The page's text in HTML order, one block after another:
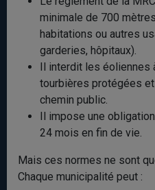
minimale de 700
habitations ou autres
garderies, hôpitaux).
Il interdit les éoliennes
tourbières protégées
chemin public.
Il impose une
24 mois en fin de vie.
Mais ces normes ne sont
Chaque municipalité peut :